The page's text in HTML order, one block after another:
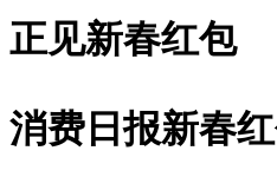
正见新春红包
消费日报新春